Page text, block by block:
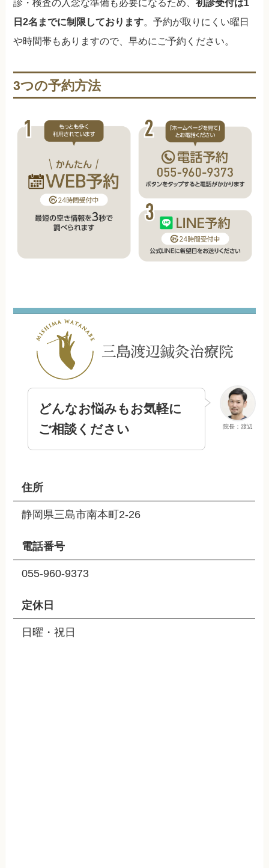
日2名までに制限しております 。予約が取りにくい曜日
や時間帯もありますので、早めにご予約ください。
3つの予約方法
院長：渡辺
どんなお悩みもお気軽に
ご相談ください
住所
静岡県三島市南本町2-26
電話番号
055-960-9373
定休日
日曜・祝日